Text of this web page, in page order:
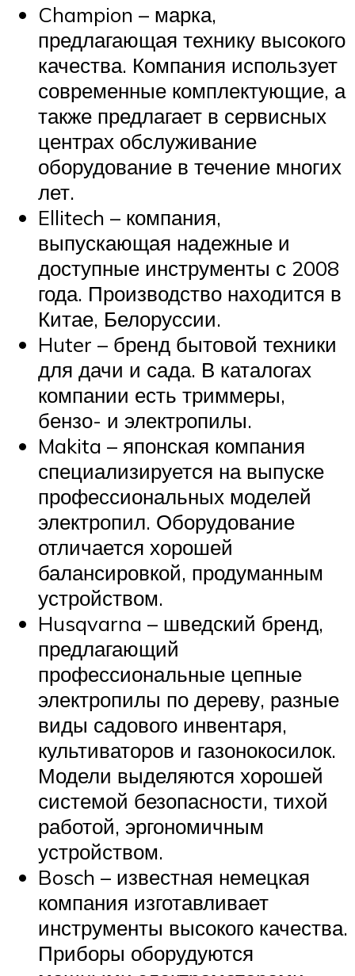
Champion – марка,
предлагающая технику высокого
качества. Компания использует
современные комплектующие, а
также предлагает в сервисных
центрах обслуживание
оборудование в течение многих
лет.
Ellitech – компания,
выпускающая надежные и
доступные инструменты с 2008
года. Производство находится в
Китае, Белоруссии.
Huter – бренд бытовой техники
для дачи и сада. В каталогах
компании есть триммеры,
бензо- и электропилы.
Makita – японская компания
специализируется на выпуске
профессиональных моделей
электропил. Оборудование
отличается хорошей
балансировкой, продуманным
устройством.
Husqvarna – шведский бренд,
предлагающий
профессиональные цепные
электропилы по дереву, разные
виды садового инвентаря,
культиваторов и газонокосилок.
Модели выделяются хорошей
системой безопасности, тихой
работой, эргономичным
устройством.
Bosch – известная немецкая
компания изготавливает
инструменты высокого качества.
Приборы оборудуются